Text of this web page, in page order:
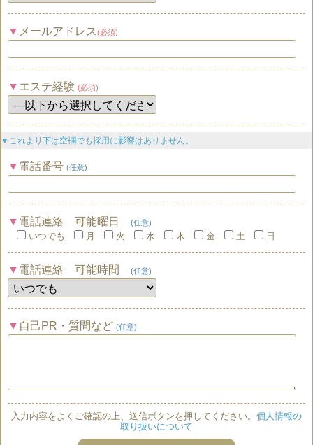
メールアドレス (必須)
エステ経験 (必須)
▼これより下は空欄でも採用に影響はありません。
電話番号 (任意)
電話連絡 可能曜日 (任意)
いつでも 月 火 水 木 金 土 日
電話連絡 可能時間 (任意)
自己PR・質問など (任意)
入力内容をよくご確認の上、送信ボタンを押してください。 個人情報の
取り扱いについて